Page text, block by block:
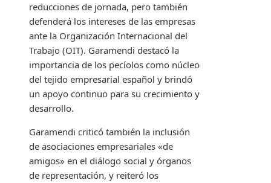
reducciones de jornada, pero también
defenderá los intereses de las empresas
ante la Organización Internacional del
Trabajo (OIT). Garamendi destacó la
importancia de los pecíolos como núcleo
del tejido empresarial español y brindó
un apoyo continuo para su crecimiento y
desarrollo.
Garamendi criticó también la inclusión
de asociaciones empresariales «de
amigos» en el diálogo social y órganos
de representación, y reiteró los